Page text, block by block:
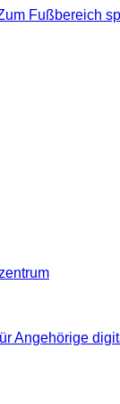
Fußbereich
Angehörige